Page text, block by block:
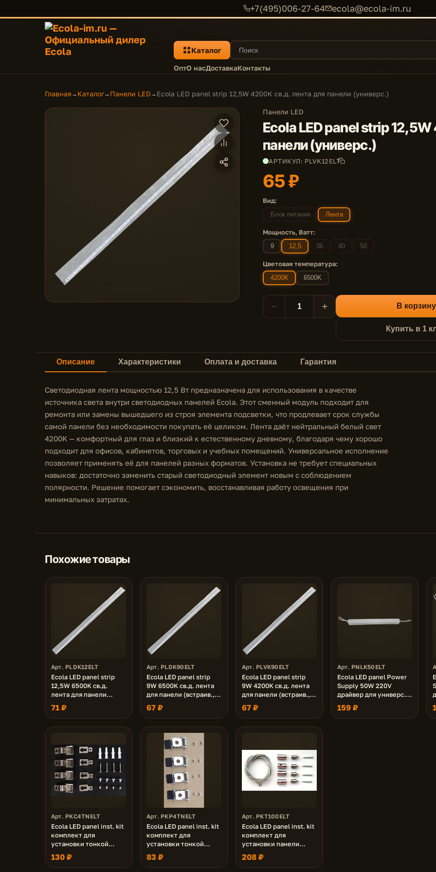
+7(495)006-27-64 ecola@ecola-im.ru
Каталог
ОптО насДоставкаКонтакты
Главная → Каталог→ Панели LED → Ecola LED panel strip 12,5W 4200K св.д. лента для панели (универс.)
Панели LED
Ecola LED panel strip
панели (универс.)
АРТИКУЛ: PLVK12ELT
65 ₽
Вид:
Блок питания Лента
Мощность, Ватт:
9 12,5 36 40 50
Цветовая температура:
4200K 6500K
− + В корзину
Купить в 1
Описание Характеристики Оплата и доставка Гарантия
Светодиодная лента мощностью 12,5 Вт предназначена для использования в качестве
источника света внутри светодиодных панелей Ecola. Этот сменный модуль подходит для
ремонта или замены вышедшего из строя элемента подсветки, что продлевает срок службы
самой панели без необходимости покупать её целиком. Лента даёт нейтральный белый свет
4200K — комфортный для глаз и близкий к естественному дневному, благодаря чему хорошо
подходит для офисов, кабинетов, торговых и учебных помещений. Универсальное исполнение
позволяет применять её для панелей разных форматов. Установка не требует специальных
навыков: достаточно заменить старый светодиодный элемент новым с соблюдением
полярности. Решение помогает сэкономить, восстанавливая работу освещения при
минимальных затратах.
Похожие товары
Арт. PLDK12ELT
Ecola LED panel strip
12,5W 6500K св.д.
лента для панели
(универс.)
71 ₽
Арт. PLDK90ELT
Ecola LED panel strip
9W 6500K св.д. лента
для панели (встраив.,
универс.)
67 ₽
Арт. PLVK90ELT
Ecola LED panel strip
9W 4200K св.д. лента
для панели (встраив.,
универс.)
67 ₽
Арт. PNLK50ELT
Ecola LED panel Power
Supply 50W 220V
драйвер для универс.
панели (без ступеньки
- PN*K50ELC)
159 ₽
Арт. PKC4TNELT
Ecola LED panel inst. kit
комплект для
установки тонкой
панели (подвес. уст-ка,
уголки)
130 ₽
Арт. PKP4TNELT
Ecola LED panel inst. kit
комплект для
установки тонкой
панели (встраив. уст-
ка, пружины)
83 ₽
Арт. PKT100ELT
Ecola LED panel inst. kit
комплект для
установки панели
(подвес. уст-ка, тросы
1м)
208 ₽